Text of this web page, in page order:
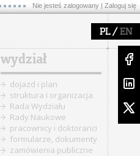
Nie jesteś zalogowany | Zaloguj się
PL/ EN
wydział
dojazd i plan
struktura i organizacja
Rada Wydziału
Rady Naukowe
pracownicy i doktoranci
formularze, dokumenty
zamówienia publiczne